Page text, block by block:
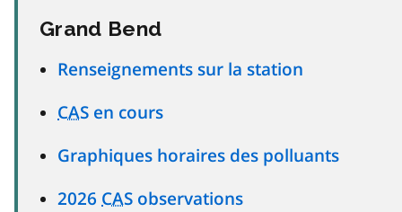
Grand Bend
Renseignements sur la station
CAS en cours
Graphiques horaires des polluants
2026 CAS observations